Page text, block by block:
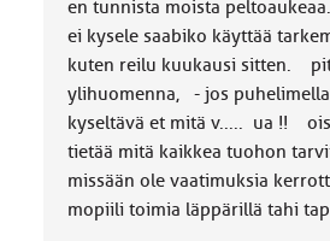
en tunnista moista
ei kysele saabiko käyttää
kuten reilu kuukausi sitten.
ylihuomenna, - jos puhelimella
kyseltävä et mitä v..... ua !!
tietää mitä kaikkea tuohon
missään ole vaatimuksia
mopiili toimia läppärillä tahi